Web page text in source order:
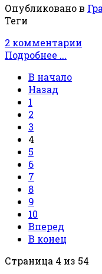
Опубликовано в
Теги
2 комментарии
Подробнее ...
В начало
Назад
1
2
3
4
5
6
7
8
9
10
Вперед
В конец
Страница 4 из 54